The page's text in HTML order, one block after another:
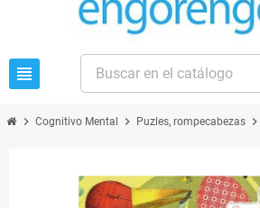
view_headline
chevron_right Cognitivo Mental chevron_right Puzles, rompecabezas chevron_right